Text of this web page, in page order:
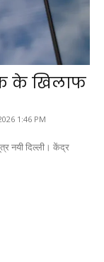
के खिलाफ
1:46 PM